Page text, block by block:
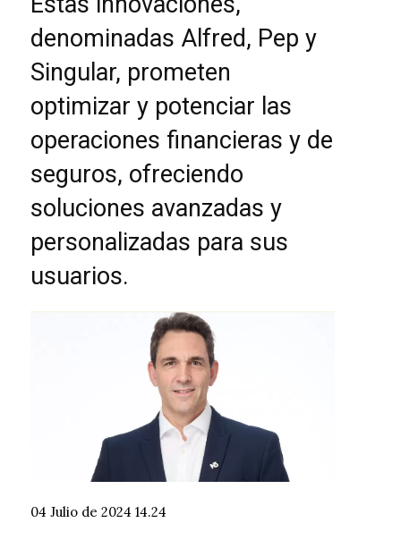
denominadas Alfred, Pep y
Singular, prometen
optimizar y potenciar las
operaciones financieras y de
seguros, ofreciendo
soluciones avanzadas y
personalizadas para sus
usuarios.
04 Julio de 2024 14.24